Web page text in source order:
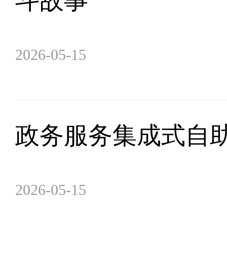
2026-05-15
政务服务集成式自
2026-05-15